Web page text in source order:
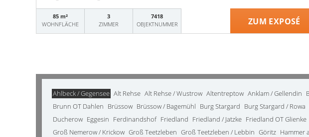
85 m²
WOHNFLÄCHE
3
ZIMMER
7418
OBJEKTNUMMER
ZUM EXPOSÉ
Ahlbeck / Gegensee Alt Rehse Alt Rehse / Wustrow Altentreptow Anklam / Gellendin
Brunn OT Dahlen Brüssow Brüssow / Bagemühl Burg Stargard Burg Stargard / Rowa
Ducherow Eggesin Ferdinandshof Friedland Friedland / Jatzke Friedland OT Glienke
Groß Nemerow / Krickow Groß Teetzleben Groß Teetzleben / Lebbin Göritz Hammer